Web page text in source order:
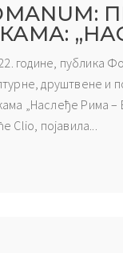
године, публика
друштвене и
„Наслеђе Рима
Clio, појавила...